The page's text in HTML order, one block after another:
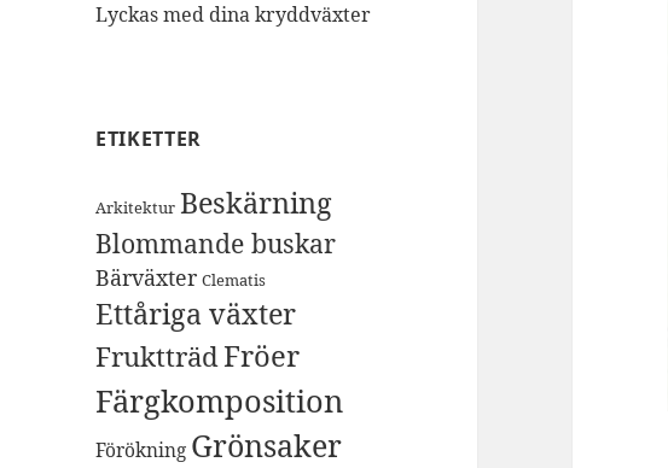
Lyckas med dina kryddväxter
ETIKETTER
Arkitektur Beskärning
Blommande buskar
Bärväxter Clematis
Ettåriga växter
FruktträdFröer
Färgkomposition
Förökning Grönsaker